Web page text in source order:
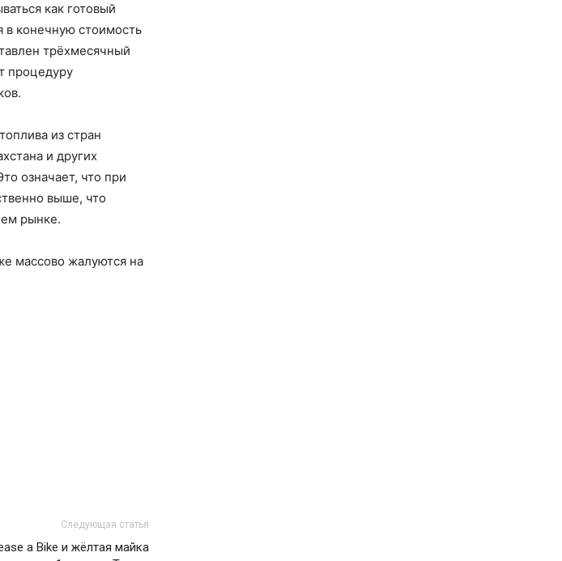
как готовый
в конечную стоимость
трёхмесячный
процедуру
из стран
и других
означает, что при
выше, что
рынке.
массово жалуются на
Следующая статья
a Bike и жёлтая майка